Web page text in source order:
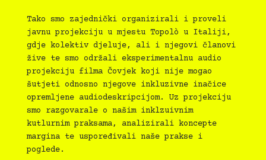
Tako smo zajednički organizirali i proveli
javnu projekciju u mjestu Topolò u Italiji,
gdje kolektiv djeluje, ali i njegovi članovi
žive te smo održali eksperimentalnu audio
projekciju filma Čovjek koji nije mogao
šutjeti odnosno njegove inkluzivne inačice
opremljene audiodeskripcijom. Uz projekciju
smo razgovarale o našim inklzuivnim
kutlurnim praksama, analizirali koncepte
margina te uspoređivali naše prakse i
poglede.